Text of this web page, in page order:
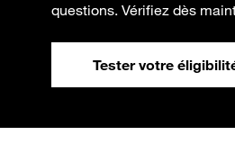
questions. Vérifiez dès
Tester votre